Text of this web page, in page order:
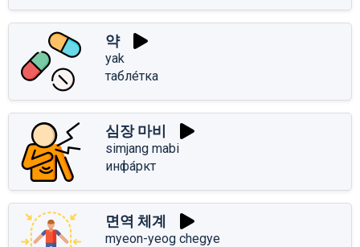
약
yak
табле́тка
심장 마비
simjang mabi
инфа́ркт
면역 체계
myeon-yeog chegye